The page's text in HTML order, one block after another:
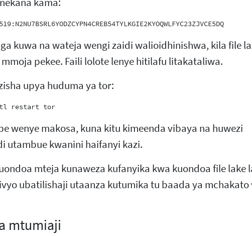
descriptor:x25519:N2NU7BSRL6YODZCYPN4CREB54TYLKGIE2KYOQWLFYC23ZJVCE5DQ
kuwa na wateja wengi zaidi walioidhinishwa, kila file
pekee. Faili lolote lenye hitilafu litakataliwa.
upya huduma ya tor:
$ sudo systemctl restart tor
wenye makosa, kuna kitu kimeenda vibaya na huwezi
utambue kwanini haifanyi kazi.
mteja kunaweza kufanyika kwa kuondoa file lake
ubatilishaji utaanza kutumika tu baada ya mchakato
mtumiaji